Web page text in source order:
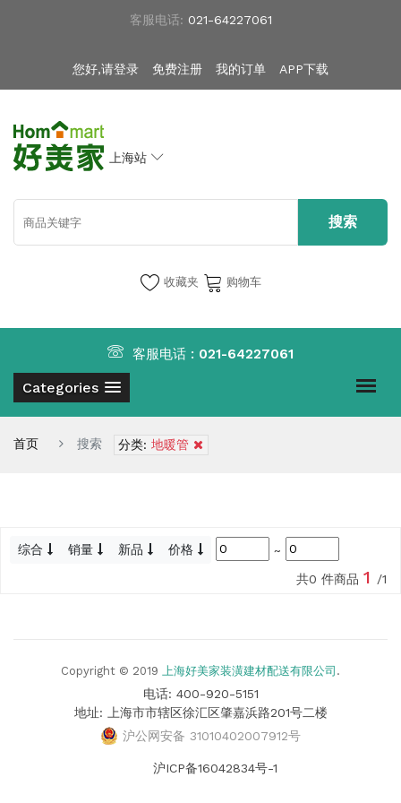
客服电话: 021-64227061
您好,请登录 免费注册 我的订单 APP下载
上海站
收藏夹 购物车
Categories
客服电话 : 021-64227061
首页 搜索 分类: 地暖管
综合 销量 新品 价格
~
共0 件商品 1 /1
Copyright © 2019 上海好美家装潢建材配送有限公司 .
电话: 400-920-5151
地址: 上海市市辖区徐汇区肇嘉浜路201号二楼
沪公网安备 31010402007912号
沪ICP备16042834号-1